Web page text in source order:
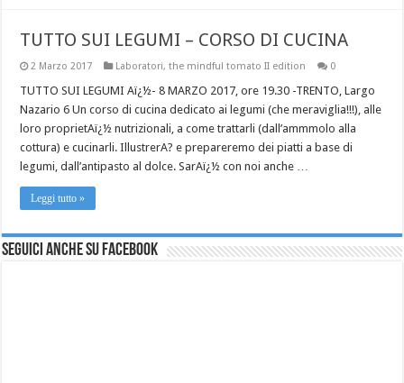
TUTTO SUI LEGUMI – CORSO DI CUCINA
2 Marzo 2017 Laboratori,the mindful tomato II edition 0
TUTTO SUI LEGUMI Aï¿½- 8 MARZO 2017, ore 19.30 -TRENTO, Largo
Nazario 6 Un corso di cucina dedicato ai legumi (che meraviglia!!!), alle
loro proprietAï¿½ nutrizionali, a come trattarli (dall’ammmolo alla
cottura) e cucinarli. IllustrerA? e prepareremo dei piatti a base di
legumi, dall’antipasto al dolce. SarAï¿½ con noi anche …
Leggi tutto »
Seguici anche su Facebook